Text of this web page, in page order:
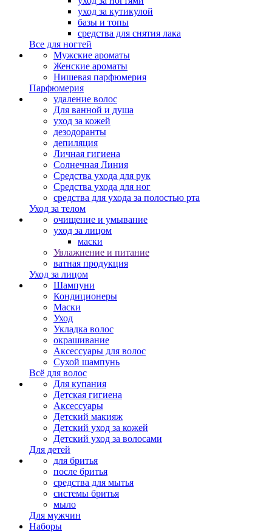
уход за кутикулой
базы и топы
средства для снятия лака
Все для ногтей
Мужские ароматы
Женские ароматы
Нишевая парфюмерия
Парфюмерия
удаление волос
Для ванной и душа
уход за кожей
дезодоранты
депиляция
Личная гигиена
Солнечная Линия
Средства ухода для рук
Средства ухода для ног
средства для ухода за полостью рта
Уход за телом
очищение и умывание
уход за лицом
маски
Увлажнение и питание
ватная продукция
Уход за лицом
Шампуни
Кондиционеры
Маски
Уход
Укладка волос
окрашивание
Аксессуары для волос
Сухой шампунь
Всё для волос
Для купания
Детская гигиена
Аксессуары
Детский макияж
Детский уход за кожей
Детский уход за волосами
Для детей
для бритья
после бритья
средства для мытья
системы бритья
мыло
Для мужчин
Наборы